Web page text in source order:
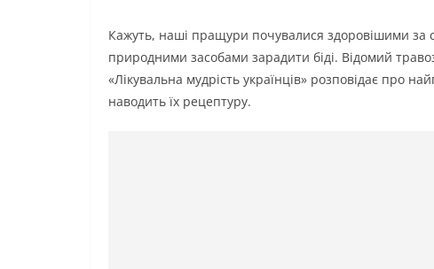
Кажуть, наші пращури почувалися здоровішими за
природними засобами зарадити біді. Відомий
«Лікувальна мудрість українців» розповідає про
наводить їх рецептуру.